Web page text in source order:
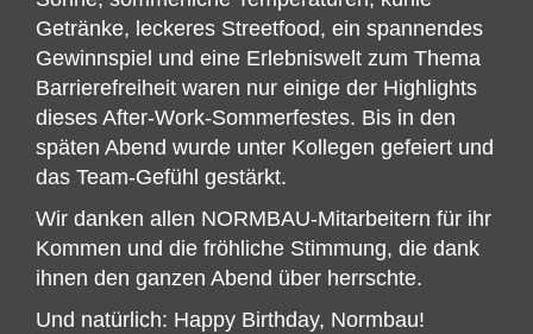
Getränke, leckeres Streetfood, ein spannendes
Gewinnspiel und eine Erlebniswelt zum Thema
Barrierefreiheit waren nur einige der Highlights
dieses After-Work-Sommerfestes. Bis in den
späten Abend wurde unter Kollegen gefeiert und
das Team-Gefühl gestärkt.
Wir danken allen NORMBAU-Mitarbeitern für ihr
Kommen und die fröhliche Stimmung, die dank
ihnen den ganzen Abend über herrschte.
Und natürlich: Happy Birthday, Normbau!